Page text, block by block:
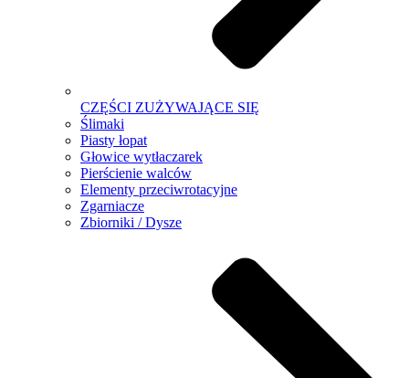
CZĘŚCI ZUŻYWAJĄCE SIĘ
Ślimaki
Piasty łopat
Głowice wytłaczarek
Pierścienie walców
Elementy przeciwrotacyjne
Zgarniacze
Zbiorniki / Dysze